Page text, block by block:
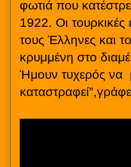
φωτιά που
1922. Οι
τους Έλληνες και
κρυμμένη στο
Ήμουν τυχερός να